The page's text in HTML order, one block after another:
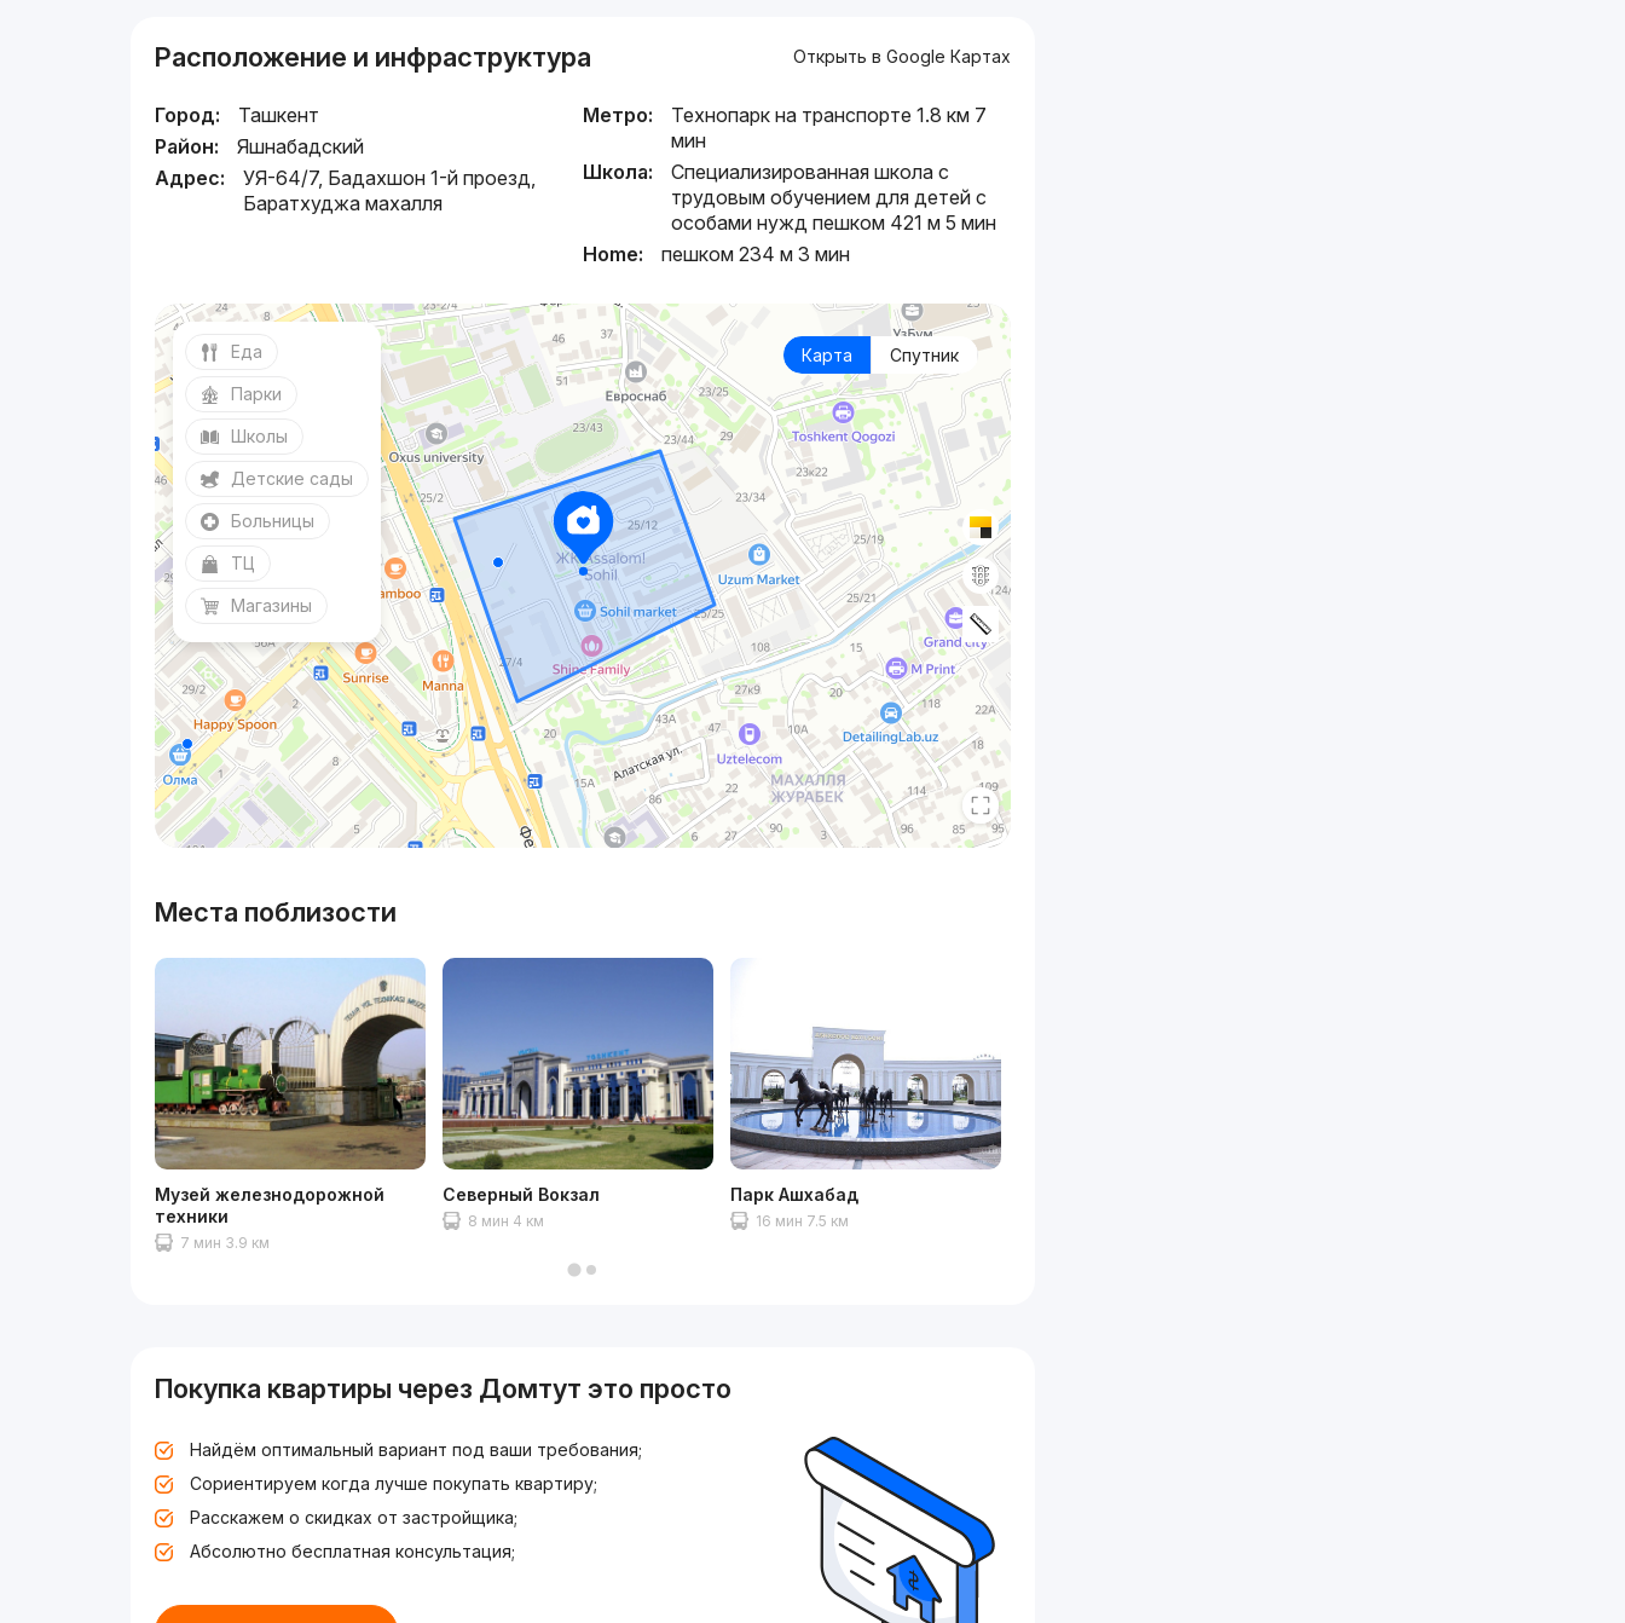
Расположение и инфраструктура Открыть в Google Картах
Город:
Ташкент
Район:
Яшнабадский
Адрес:
УЯ-64/7, Бадахшон 1-й проезд,
Баратхуджа махалля
Метро:
Технопарк на транспорте 1.8 км 7
мин
Школа:
Специализированная школа с
трудовым обучением для детей с
особами нужд пешком 421 м 5 мин
Home:
пешком 234 м 3 мин
Карта Спутник
Еда
Парки
Школы
Детские сады
Больницы
ТЦ
Магазины
Места поблизости
Музей железнодорожной
техники
7 мин 3.9 км
Северный Вокзал
8 мин 4 км
Парк Ашхабад
16 мин 7.5 км
Покупка квартиры через Домтут это просто
Найдём оптимальный вариант под ваши требования;
Сориентируем когда лучше покупать квартиру;
Расскажем о скидках от застройщика;
Абсолютно бесплатная консультация;